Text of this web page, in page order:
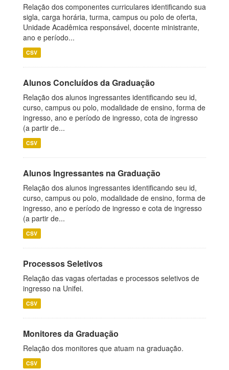
Relação dos componentes curriculares identificando sua
sigla, carga horária, turma, campus ou polo de oferta,
Unidade Acadêmica responsável, docente ministrante,
ano e período...
CSV
Alunos Concluídos da Graduação
Relação dos alunos ingressantes identificando seu id,
curso, campus ou polo, modalidade de ensino, forma de
ingresso, ano e período de ingresso, cota de ingresso
(a partir de...
CSV
Alunos Ingressantes na Graduação
Relação dos alunos ingressantes identificando seu id,
curso, campus ou polo, modalidade de ensino, forma de
ingresso, ano e período de ingresso e cota de ingresso
(a partir de...
CSV
Processos Seletivos
Relação das vagas ofertadas e processos seletivos de
ingresso na Unifei.
CSV
Monitores da Graduação
Relação dos monitores que atuam na graduação.
CSV